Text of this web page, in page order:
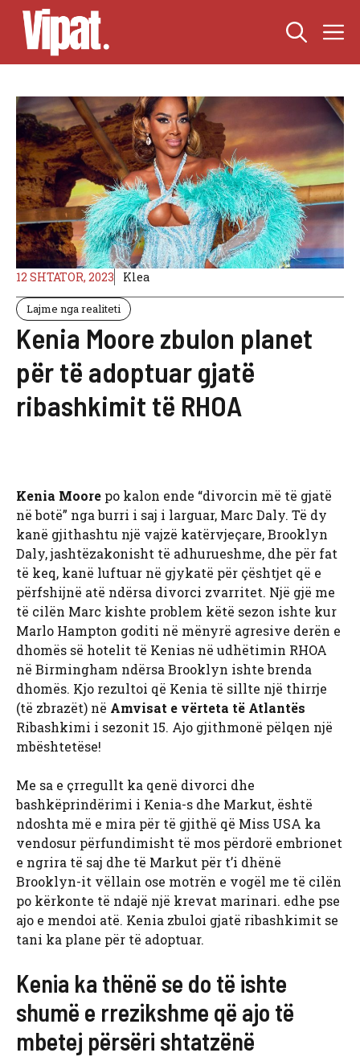
Skip
content
12 SHTATOR, 2023 Klea
Lajme nga realiteti
Kenia Moore zbulon planet
për të adoptuar gjatë
ribashkimit të RHOA
Kenia Moore po kalon ende “divorcin më të gjatë
në botë” nga burri i saj i larguar, Marc Daly. Të dy
kanë gjithashtu një vajzë katërvjeçare, Brooklyn
Daly, jashtëzakonisht të adhurueshme, dhe për fat
të keq, kanë luftuar në gjykatë për çështjet që e
përfshijnë atë ndërsa divorci zvarritet. Një gjë me
të cilën Marc kishte problem këtë sezon ishte kur
Marlo Hampton goditi në mënyrë agresive derën e
dhomës së hotelit të Kenias në udhëtimin RHOA
në Birmingham ndërsa Brooklyn ishte brenda
dhomës. Kjo rezultoi që Kenia të sillte një thirrje
(të zbrazët) në Amvisat e vërteta të Atlantës
Ribashkimi i sezonit 15. Ajo gjithmonë pëlqen një
mbështetëse!
Me sa e çrregullt ka qenë divorci dhe
bashkëprindërimi i Kenia-s dhe Markut, është
ndoshta më e mira për të gjithë që Miss USA ka
vendosur përfundimisht të mos përdorë embrionet
e ngrira të saj dhe të Markut për t’i dhënë
Brooklyn-it vëllain ose motrën e vogël me të cilën
po kërkonte të ndajë një krevat marinari. edhe pse
ajo e mendoi atë. Kenia zbuloi gjatë ribashkimit se
tani ka plane për të adoptuar.
Kenia ka thënë se do të ishte
shumë e rrezikshme që ajo të
mbetej përsëri shtatzënë